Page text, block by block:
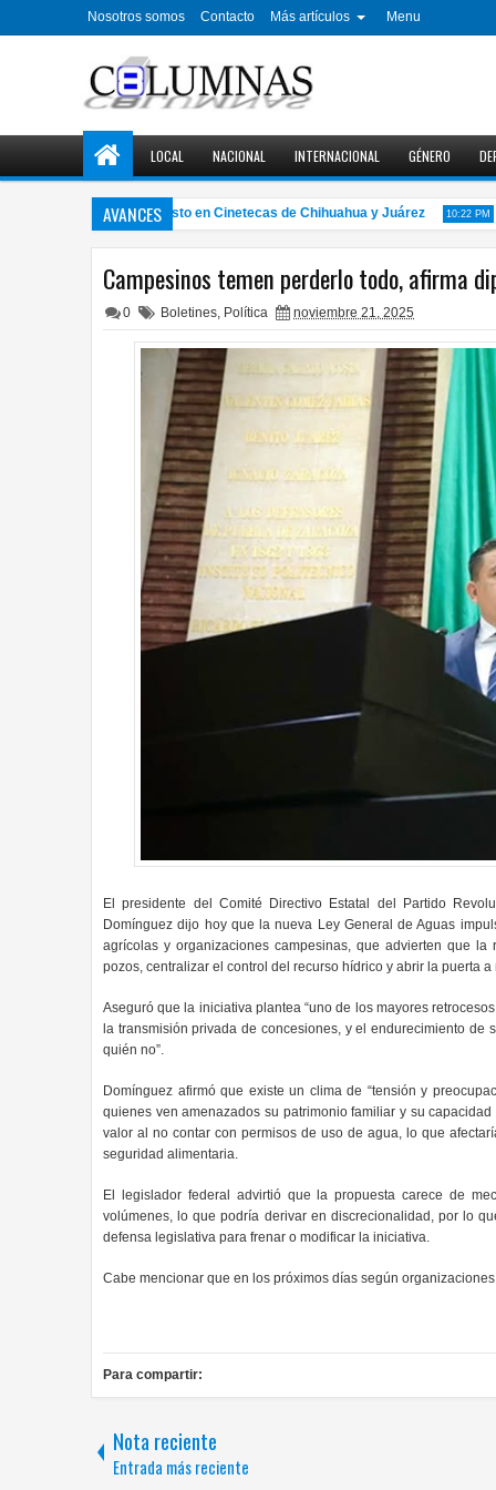
Nosotros somos Contacto Más artículos Menu
LOCAL NACIONAL INTERNACIONAL GÉNERO
AVANCES
de cine gratuito en agosto en Cinetecas de Chihuahua y Juárez 10:22 PM
Campesinos temen perderlo todo, afirma
0 Boletines, Política noviembre 21, 2025
El presidente del Comité Directivo Estatal del Partido
Domínguez dijo hoy que la nueva Ley General de Aguas
agrícolas y organizaciones campesinas, que advierten que
pozos, centralizar el control del recurso hídrico y abrir la puerta
Aseguró que la iniciativa plantea “uno de los mayores
la transmisión privada de concesiones, y el endurecimiento
quién no”.
Domínguez afirmó que existe un clima de “tensión y
quienes ven amenazados su patrimonio familiar y su
valor al no contar con permisos de uso de agua, lo que
seguridad alimentaria.
El legislador federal advirtió que la propuesta carece de
volúmenes, lo que podría derivar en discrecionalidad, por lo
defensa legislativa para frenar o modificar la iniciativa.
Cabe mencionar que en los próximos días según
Para compartir:
Nota reciente
Entrada más reciente